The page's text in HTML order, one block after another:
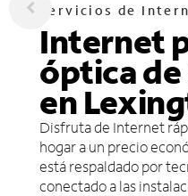
Servicios de
Internet
óptica
en
Disfruta de Internet
hogar a un precio
está respaldado por
conectado a las